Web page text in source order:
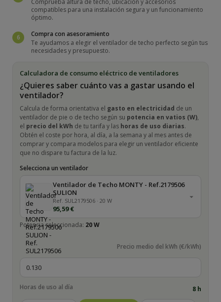
Comprueba altura de techo, ubicación y accesorios
compatibles para una instalación segura y un funcionamiento
óptimo.
6
Compra con asesoramiento
Te ayudamos a elegir el ventilador de techo perfecto según tus
necesidades y presupuesto.
Calculadora de consumo eléctrico de ventiladores
¿Quieres saber cuánto vas a gastar usando el
ventilador?
Calcula de forma orientativa el gasto en electricidad de un
ventilador de pie o de techo según su potencia en vatios (W),
el precio del kWh de tu tarifa y las horas de uso diarias.
Obtén el coste por hora, al día, a la semana y al mes antes de
comprar y compara modelos para elegir un ventilador eficiente
que no dispare tu factura de la luz.
Selecciona un ventilador
Ventilador de Techo MONTY - Ref.2179506
SULION
Ref. SUL2179506 · 20 W
95,59 €
Potencia seleccionada: 20 W
Precio medio del kWh (€/kWh)
Horas de uso al día 8 h